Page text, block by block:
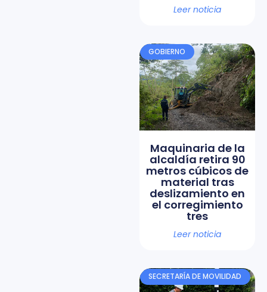
Leer noticia
GOBIERNO
Maquinaria de la
alcaldía retira 90
metros cúbicos de
material tras
deslizamiento en
el corregimiento
tres
Leer noticia
SECRETARÍA DE MOVILIDAD